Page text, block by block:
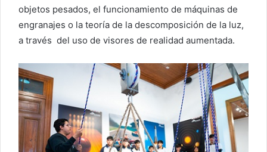
objetos pesados, el funcionamiento de máquinas de
engranajes o la teoría de la descomposición de la luz,
a través del uso de visores de realidad aumentada.